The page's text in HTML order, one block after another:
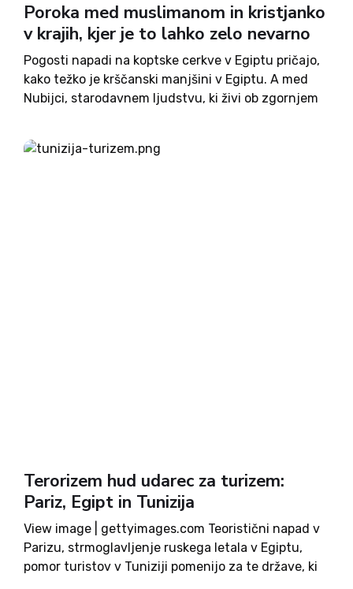
Poroka med muslimanom in kristjanko
v krajih, kjer je to lahko zelo nevarno
Pogosti napadi na koptske cerkve v Egiptu pričajo,
kako težko je krščanski manjšini v Egiptu. A med
Nubijci, starodavnem ljudstvu, ki živi ob zgornjem
Kljub vsemu je sklepanje zakona med njimi
skrajno...
Terorizem hud udarec za turizem:
Pariz, Egipt in Tunizija
View image | gettyimages.com Teoristični napad v
Parizu, strmoglavljenje ruskega letala v Egiptu,
pomor turistov v Tuniziji pomenijo za te države, ki